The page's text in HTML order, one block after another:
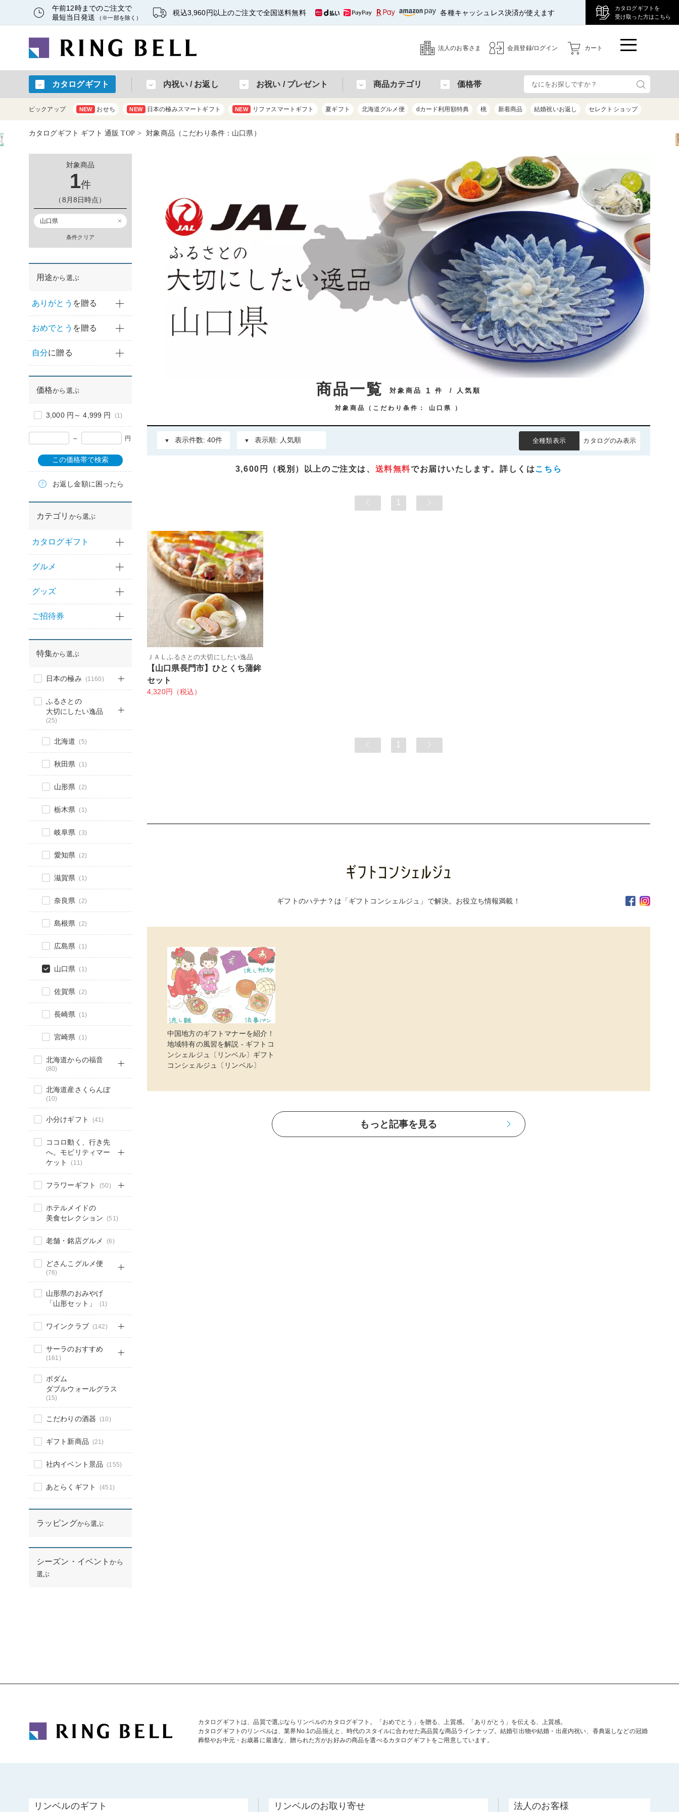
午前12時までのご注文で
最短当日発送
（※一部を除く）
税込3,960円以上のご注文で全国送料無料 各種キャッシュレス決済が使えます
カタログギフトを
受け取った方はこちら
法人のお客さま 会員登録/ログイン カート
カタログギフト 内祝い / お返し お祝い / プレゼント 商品カテゴリ 価格帯
ピックアップ NEW おせち NEW 日本の極みスマートギフト NEW リファスマートギフト 夏ギフト 北海道グルメ便 dカード利用額特典 桃 新着商品 結婚祝いお返し セレクトショップ
カタログギフト ギフト 通販 TOP 対象商品（こだわり条件：山口県）
対象商品
1件
（8月8日時点）
山口県
条件クリア
用途から選ぶ
ありがとう を贈る
おめでとう を贈る
自分に贈る
価格から選ぶ
3,000 円～ 4,999 円 (1)
～ 円
この価格帯で検索
お返し金額に困ったら
カテゴリ から選ぶ
カタログギフト
グルメ
グッズ
ご招待券
特集から選ぶ
日本の極み (1160)
ふるさとの
大切にしたい逸品
(25)
北海道 (5)
秋田県 (1)
山形県 (2)
栃木県 (1)
岐阜県 (3)
愛知県 (2)
滋賀県 (1)
奈良県 (2)
島根県 (2)
広島県 (1)
山口県 (1)
佐賀県 (2)
長崎県 (1)
宮崎県 (1)
北海道からの福音
(80)
北海道産さくらんぼ
(10)
小分けギフト (41)
ココロ動く、行き先
へ。モビリティマー
ケット
(11)
フラワーギフト (50)
ホテルメイドの
美食セレクション (51)
老舗・銘店グルメ (6)
どさんこグルメ便
(76)
山形県のおみやげ
「山形セット」
(1)
ワインクラブ (142)
サーラのおすすめ
(161)
ボダム
ダブルウォールグラス
(15)
こだわりの酒器 (10)
ギフト新商品 (21)
社内イベント景品 (155)
あとらくギフト (451)
ラッピングから選ぶ
シーズン・イベントから
選ぶ
商品一覧 対象商品 1 件 / 人気順
対象商品（こだわり条件： 山口県 ）
全種類表示 カタログのみ表示
3,600円（税別）以上のご注文は、 送料無料でお届けいたします。詳しくはこちら
1
ＪＡＬふるさとの大切にしたい逸品
【山口県長門市】ひとくち蒲鉾
セット
4,320円（税込）
1
ギフトのハテナ？は「ギフトコンシェルジュ」で解決。お役立ち情報満載！
中国地方のギフトマナーを紹介！
地域特有の風習を解説 - ギフトコ
ンシェルジュ〔リンベル〕ギフト
コンシェルジュ〔リンベル〕
もっと記事を見る
カタログギフトは、品質で選ぶならリンベルのカタログギフト。「おめでとう」を贈る、上質感。「ありがとう」を伝える、上質感。
カタログギフトのリンベルは、業界No.1の品揃えと、時代のスタイルに合わせた高品質な商品ラインナップ。結婚引出物や結婚・出産内祝い、香典返しなどの冠婚
葬祭やお中元・お歳暮に最適な、贈られた方がお好みの商品を選べるカタログギフトをご用意しています。
リンベルのギフト リンベルのお取り寄せ 法人のお客様